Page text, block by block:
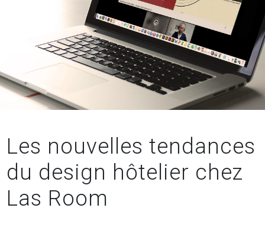
Les nouvelles tendances
du design hôtelier chez
Las Room